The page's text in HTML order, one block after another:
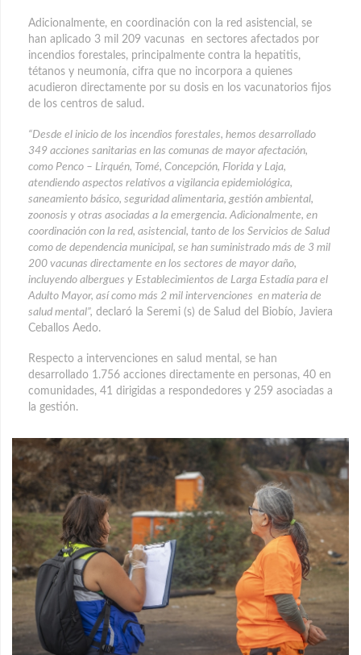
Adicionalmente, en coordinación con la red asistencial, se
han aplicado 3 mil 209 vacunas en sectores afectados por
incendios forestales, principalmente contra la hepatitis,
tétanos y neumonía, cifra que no incorpora a quienes
acudieron directamente por su dosis en los vacunatorios fijos
de los centros de salud.
“Desde el inicio de los incendios forestales, hemos desarrollado
349 acciones sanitarias en las comunas de mayor afectación,
como Penco – Lirquén, Tomé, Concepción, Florida y Laja,
atendiendo aspectos relativos a vigilancia epidemiológica,
saneamiento básico, seguridad alimentaria, gestión ambiental,
zoonosis y otras asociadas a la emergencia. Adicionalmente, en
coordinación con la red, asistencial, tanto de los Servicios de Salud
como de dependencia municipal, se han suministrado más de 3 mil
200 vacunas directamente en los sectores de mayor daño,
incluyendo albergues y Establecimientos de Larga Estadía para el
Adulto Mayor, así como más 2 mil intervenciones en materia de
salud mental”, declaró la Seremi (s) de Salud del Biobío, Javiera
Ceballos Aedo.
Respecto a intervenciones en salud mental, se han
desarrollado 1.756 acciones directamente en personas, 40 en
comunidades, 41 dirigidas a respondedores y 259 asociadas a
la gestión.